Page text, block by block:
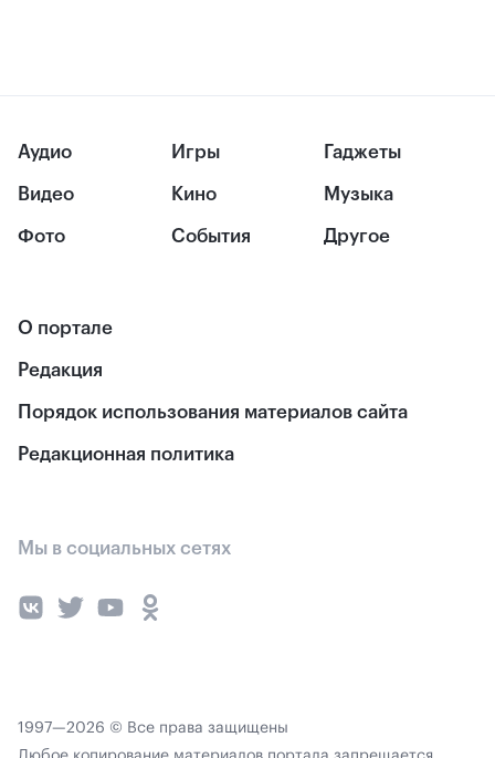
Аудио
Видео
Фото
Игры
Кино
События
Гаджеты
Музыка
Другое
О портале
Редакция
Порядок использования материалов сайта
Редакционная политика
Мы в социальных сетях
1997—2026 © Все права защищены